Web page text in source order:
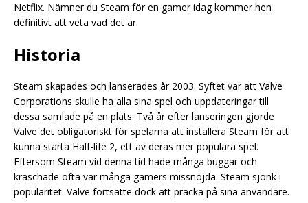
Netflix. Nämner du Steam för en gamer idag kommer hen
definitivt att veta vad det är.
Historia
Steam skapades och lanserades år 2003. Syftet var att Valve
Corporations skulle ha alla sina spel och uppdateringar till
dessa samlade på en plats. Två år efter lanseringen gjorde
Valve det obligatoriskt för spelarna att installera Steam för att
kunna starta Half-life 2, ett av deras mer populära spel.
Eftersom Steam vid denna tid hade många buggar och
kraschade ofta var många gamers missnöjda. Steam sjönk i
popularitet. Valve fortsatte dock att pracka på sina användare.